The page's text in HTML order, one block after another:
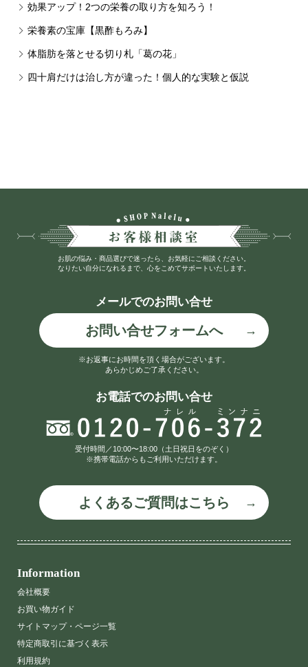
効果アップ！2つの栄養の取り方を知ろう！
栄養素の宝庫【黒酢もろみ】
体脂肪を落とせる切り札「葛の花」
四十肩だけは治し方が違った！個人的な実験と仮説
お肌の悩み・商品選びで迷ったら、お気軽にご相談ください。
なりたい自分になれるまで、心をこめてサポートいたします。
メールでのお問い合せ
お問い合せフォームへ
※お返事にお時間を頂く場合がございます。
あらかじめご了承ください。
お電話でのお問い合せ
受付時間／10:00〜18:00（土日祝日をのぞく）
※携帯電話からもご利用いただけます。
よくあるご質問はこちら
Information
会社概要
お買い物ガイド
サイトマップ・ページ一覧
特定商取引に基づく表示
利用規約